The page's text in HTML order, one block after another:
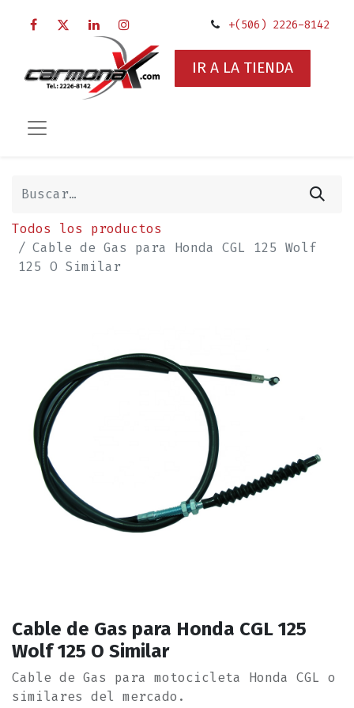
+(506) 2226-8142
IR A LA TIENDA
Todos los productos
Cable de Gas para Honda CGL 125 Wolf
125 O Similar
Cable de Gas para Honda CGL 125
Wolf 125 O Similar
Cable de Gas para motocicleta Honda CGL o
similares del mercado.